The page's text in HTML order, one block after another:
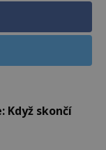
Když skončí